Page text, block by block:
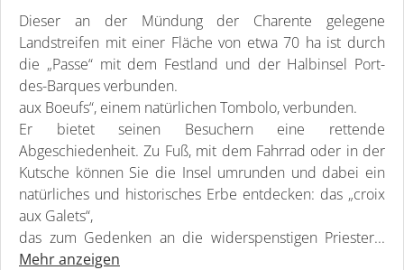
Dieser an der Mündung der Charente gelegene
Landstreifen mit einer Fläche von etwa 70 ha ist durch
die „Passe“ mit dem Festland und der Halbinsel Port-
des-Barques verbunden.
aux Boeufs“, einem natürlichen Tombolo, verbunden.
Er bietet seinen Besuchern eine rettende
Abgeschiedenheit. Zu Fuß, mit dem Fahrrad oder in der
Kutsche können Sie die Insel umrunden und dabei ein
natürliches und historisches Erbe entdecken: das „croix
aux Galets“,
das zum Gedenken an die widerspenstigen Priester...
Mehr anzeigen